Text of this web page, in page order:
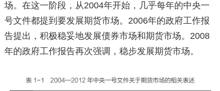
场。在这一阶段，从2004年开始，几乎每年的中央一
号文件都提到要发展期货市场。2006年的政府工作报
告提出，积极稳妥地发展债券市场和期货市场。2008
年的政府工作报告再次强调，稳步发展期货市场。